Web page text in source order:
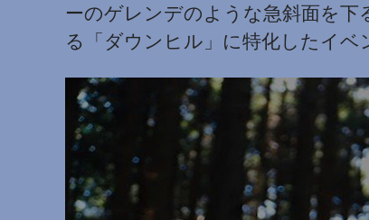
ーのゲレンデのような急斜面を
る「ダウンヒル」に特化したイベ